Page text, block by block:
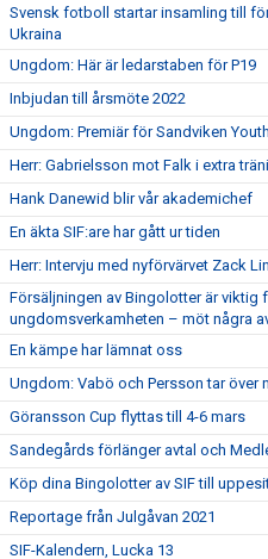
Svensk fotboll startar insamling till
Ukraina
Ungdom: Här är ledarstaben för P19
Inbjudan till årsmöte 2022
Ungdom: Premiär för Sandviken
Herr: Gabrielsson mot Falk i extra
Hank Danewid blir vår akademichef
En äkta SIF:are har gått ur tiden
Herr: Intervju med nyförvärvet Zack
Försäljningen av Bingolotter är viktig
ungdomsverkamheten – möt några
En kämpe har lämnat oss
Ungdom: Vabö och Persson tar över
Göransson Cup flyttas till 4-6 mars
Sandegårds förlänger avtal och
Köp dina Bingolotter av SIF till
Reportage från Julgåvan 2021
SIF-Kalendern, Lucka 13